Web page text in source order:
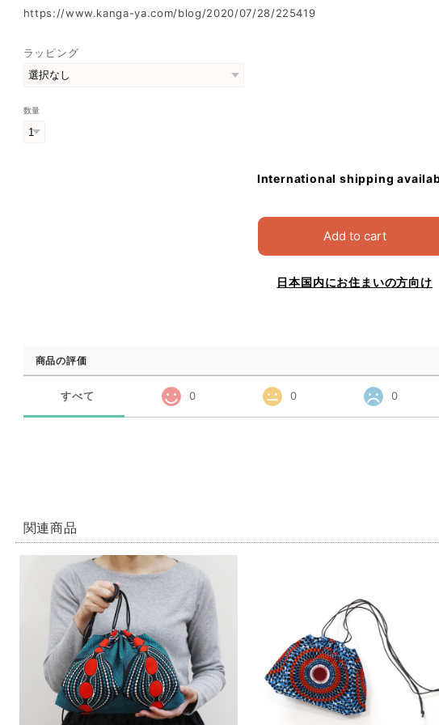
https://www.kanga-ya.com/blog/2020/07/28/225419
ラッピング
数量
International shipping
Add to cart
日本国内にお住まいの方向け
商品の評価
すべて 0 0 0
関連商品